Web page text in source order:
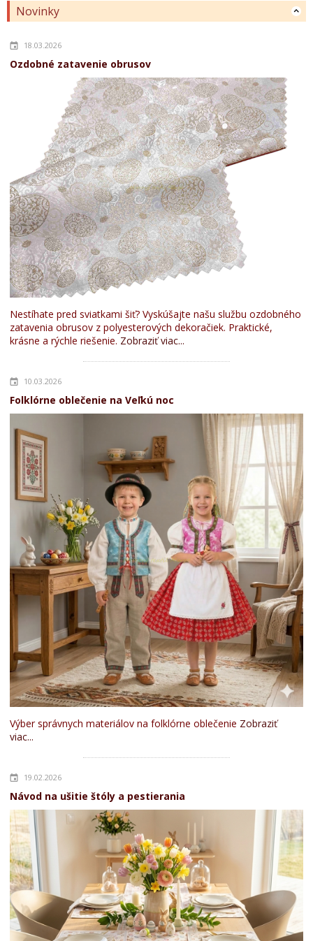
Novinky
18.03.2026
Ozdobné zatavenie obrusov
Nestíhate pred sviatkami šiť? Vyskúšajte našu službu ozdobného
zatavenia obrusov z polyesterových dekoračiek. Praktické,
krásne a rýchle riešenie. Zobraziť viac...
10.03.2026
Folklórne oblečenie na Veľkú noc
Výber správnych materiálov na folklórne oblečenie Zobraziť
viac...
19.02.2026
Návod na ušitie štóly a pestierania